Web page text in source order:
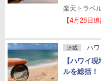
楽天トラベ
【4月28日追
連載 ハ
【ハワイ
ルを総括